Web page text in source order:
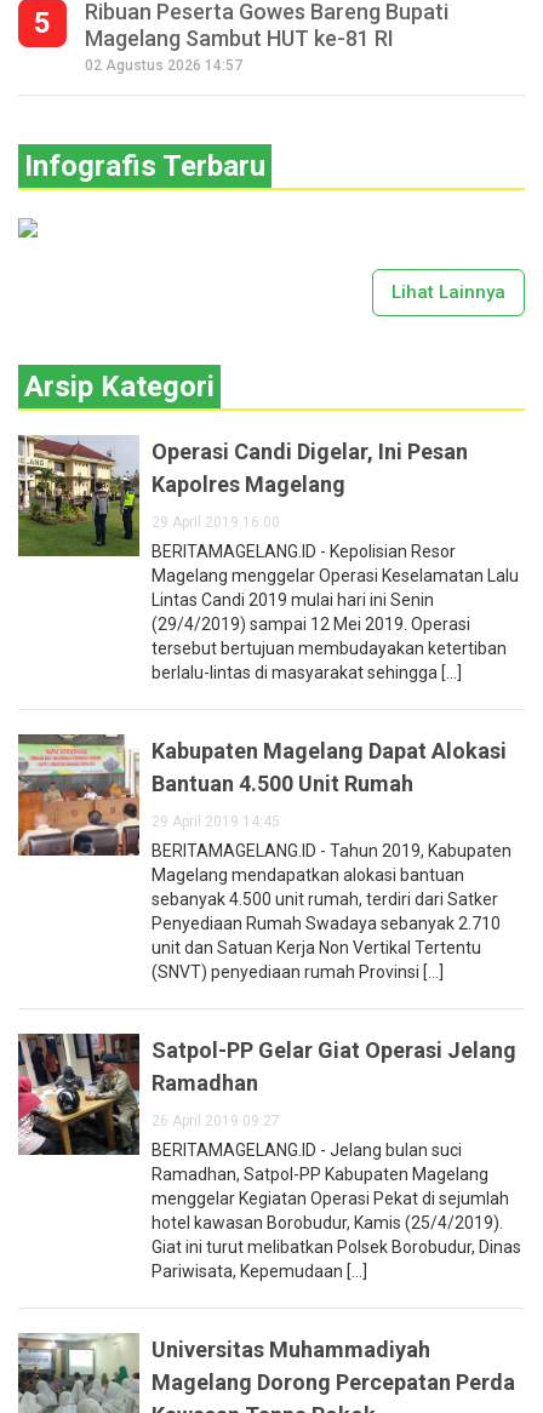
5
Ribuan Peserta Gowes Bareng Bupati
Magelang Sambut HUT ke-81 RI
02 Agustus 2026 14:57
Infografis Terbaru
Lihat Lainnya
Arsip Kategori
Operasi Candi Digelar, Ini Pesan
Kapolres Magelang
29 April 2019 16:00
BERITAMAGELANG.ID - Kepolisian Resor
Magelang menggelar Operasi Keselamatan Lalu
Lintas Candi 2019 mulai hari ini Senin
(29/4/2019) sampai 12 Mei 2019. Operasi
tersebut bertujuan membudayakan ketertiban
berlalu-lintas di masyarakat sehingga [...]
Kabupaten Magelang Dapat Alokasi
Bantuan 4.500 Unit Rumah
29 April 2019 14:45
BERITAMAGELANG.ID - Tahun 2019, Kabupaten
Magelang mendapatkan alokasi bantuan
sebanyak 4.500 unit rumah, terdiri dari Satker
Penyediaan Rumah Swadaya sebanyak 2.710
unit dan Satuan Kerja Non Vertikal Tertentu
(SNVT) penyediaan rumah Provinsi [...]
Satpol-PP Gelar Giat Operasi Jelang
Ramadhan
26 April 2019 09:27
BERITAMAGELANG.ID - Jelang bulan suci
Ramadhan, Satpol-PP Kabupaten Magelang
menggelar Kegiatan Operasi Pekat di sejumlah
hotel kawasan Borobudur, Kamis (25/4/2019).
Giat ini turut melibatkan Polsek Borobudur, Dinas
Pariwisata, Kepemudaan [...]
Universitas Muhammadiyah
Magelang Dorong Percepatan Perda